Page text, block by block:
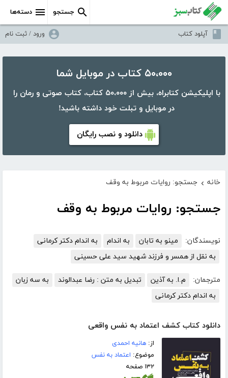
دسته‌ها جستجو
آپلود کتاب ورود / ثبت نام
۵۰،۰۰۰ کتاب در موبایل شما
با اپلیکیشن کتابراه، بیش از ۵۰،۰۰۰ کتاب، کتاب صوتی و رمان را
در موبایل و تبلت خود داشته باشید!
دانلود و نصب رایگان
خانه › جستجو: روایات مربوط به وقف
جستجو: روایات مربوط به وقف
نویسندگان: مینو به تابان به اندام
به اندام دکتر کرمانی
به نقل از همسر و فرزند شهید سید علی حسینی
مترجمان: م.ا. به آذین تبدیل به متن : رضا عبدالوند
به سه زبان
به اندام دکتر کرمانی
دانلود کتاب کشف اعتماد به نفس واقعی
از:هانیه احمدی
موضوع: اعتماد به نفس
۱۳۲ صفحه